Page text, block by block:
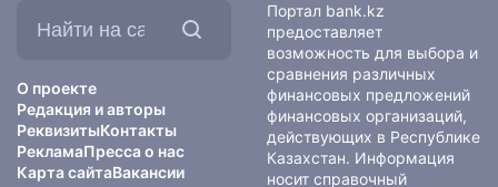
О проекте
Редакция и авторы
РеквизитыКонтакты
РекламаПресса о нас
Карта сайтаВакансии
Портал bank.kz
предоставляет
возможность для выбора и
сравнения различных
финансовых предложений
финансовых организаций,
действующих в Республике
Казахстан. Информация
носит справочный